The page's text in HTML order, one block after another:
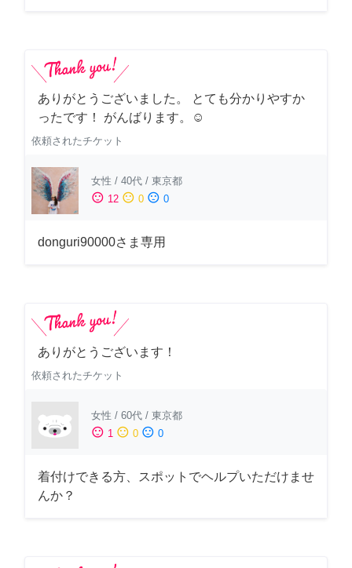
ありがとうございました。 とても分かりやすか
ったです！ がんばります。☺️
依頼されたチケット
女性 / 40代 / 東京都
sentiment_satisfied 12 sentiment_neutral 0 sentiment_dissatisfied 0
donguri90000さま専用
ありがとうございます！
依頼されたチケット
女性 / 60代 / 東京都
sentiment_satisfied 1 sentiment_neutral 0 sentiment_dissatisfied 0
着付けできる方、スポットでヘルプいただけませ
んか？